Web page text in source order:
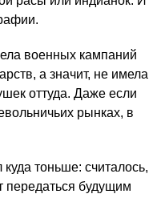
военных кампаний
а значит, не имела
оттуда. Даже если
рынках, в
тоньше: считалось,
передаться будущим